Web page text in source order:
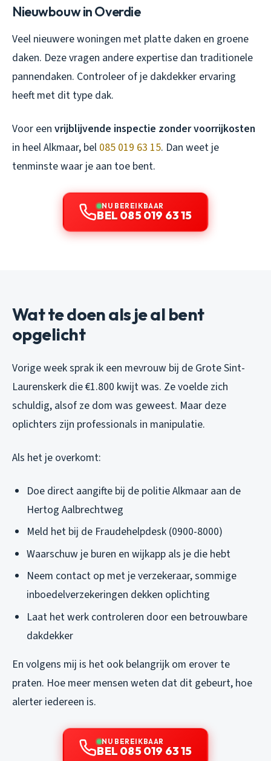
Nieuwbouw in Overdie
Veel nieuwere woningen met platte daken en groene
daken. Deze vragen andere expertise dan traditionele
pannendaken. Controleer of je dakdekker ervaring
heeft met dit type dak.
Voor een vrijblijvende inspectie zonder voorrijkosten
in heel Alkmaar, bel 085 019 63 15. Dan weet je
tenminste waar je aan toe bent.
NU BEREIKBAAR
BEL 085 019 63 15
Wat te doen als je al bent
opgelicht
Vorige week sprak ik een mevrouw bij de Grote Sint-
Laurenskerk die €1.800 kwijt was. Ze voelde zich
schuldig, alsof ze dom was geweest. Maar deze
oplichters zijn professionals in manipulatie.
Als het je overkomt:
Doe direct aangifte bij de politie Alkmaar aan de
Hertog Aalbrechtweg
Meld het bij de Fraudehelpdesk (0900-8000)
Waarschuw je buren en wijkapp als je die hebt
Neem contact op met je verzekeraar, sommige
inboedelverzekeringen dekken oplichting
Laat het werk controleren door een betrouwbare
dakdekker
En volgens mij is het ook belangrijk om erover te
praten. Hoe meer mensen weten dat dit gebeurt, hoe
alerter iedereen is.
NU BEREIKBAAR
BEL 085 019 63 15